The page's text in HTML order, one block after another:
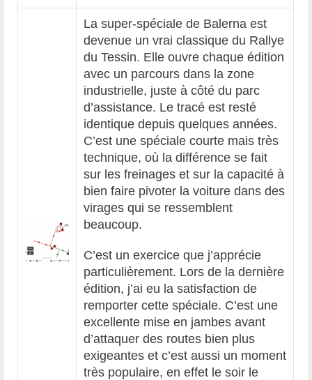
La super-spéciale de Balerna est
devenue un vrai classique du Rallye
du Tessin. Elle ouvre chaque édition
avec un parcours dans la zone
industrielle, juste à côté du parc
d’assistance. Le tracé est resté
identique depuis quelques années.
C’est une spéciale courte mais très
technique, où la différence se fait
sur les freinages et sur la capacité à
bien faire pivoter la voiture dans des
virages qui se ressemblent
beaucoup.
C’est un exercice que j’apprécie
particulièrement. Lors de la dernière
édition, j’ai eu la satisfaction de
remporter cette spéciale. C’est une
excellente mise en jambes avant
d’attaquer des routes bien plus
exigeantes et c’est aussi un moment
très populaire, en effet le soir le